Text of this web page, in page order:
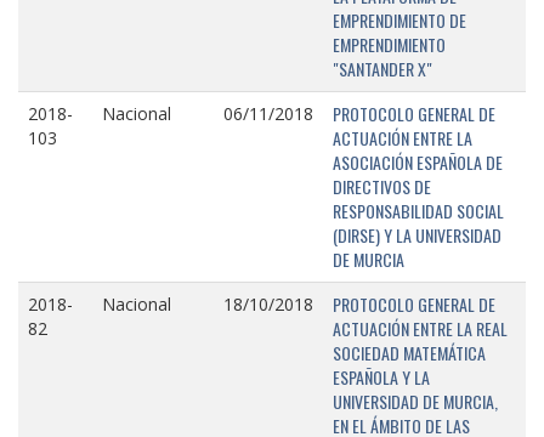
EMPRENDIMIENTO DE
EMPRENDIMIENTO
"SANTANDER X"
2018-
103
Nacional 06/11/2018
PROTOCOLO GENERAL DE
ACTUACIÓN ENTRE LA
ASOCIACIÓN ESPAÑOLA DE
DIRECTIVOS DE
RESPONSABILIDAD SOCIAL
(DIRSE) Y LA UNIVERSIDAD
DE MURCIA
2018-
82
Nacional 18/10/2018
PROTOCOLO GENERAL DE
ACTUACIÓN ENTRE LA REAL
SOCIEDAD MATEMÁTICA
ESPAÑOLA Y LA
UNIVERSIDAD DE MURCIA,
EN EL ÁMBITO DE LAS